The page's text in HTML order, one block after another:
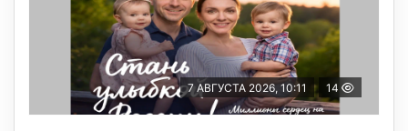
7 АВГУСТА 2026, 10:11 14